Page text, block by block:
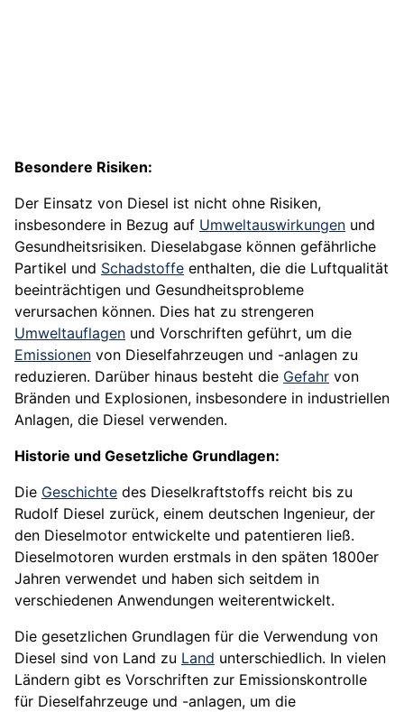
Besondere Risiken:
Der Einsatz von Diesel ist nicht ohne Risiken,
insbesondere in Bezug auf Umweltauswirkungen und
Gesundheitsrisiken. Dieselabgase können gefährliche
Partikel und Schadstoffe enthalten, die die Luftqualität
beeinträchtigen und Gesundheitsprobleme
verursachen können. Dies hat zu strengeren
Umweltauflagen und Vorschriften geführt, um die
Emissionen von Dieselfahrzeugen und -anlagen zu
reduzieren. Darüber hinaus besteht die Gefahr von
Bränden und Explosionen, insbesondere in industriellen
Anlagen, die Diesel verwenden.
Historie und Gesetzliche Grundlagen:
Die Geschichte des Dieselkraftstoffs reicht bis zu
Rudolf Diesel zurück, einem deutschen Ingenieur, der
den Dieselmotor entwickelte und patentieren ließ.
Dieselmotoren wurden erstmals in den späten 1800er
Jahren verwendet und haben sich seitdem in
verschiedenen Anwendungen weiterentwickelt.
Die gesetzlichen Grundlagen für die Verwendung von
Diesel sind von Land zu Land unterschiedlich. In vielen
Ländern gibt es Vorschriften zur Emissionskontrolle
für Dieselfahrzeuge und -anlagen, um die